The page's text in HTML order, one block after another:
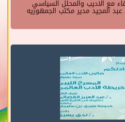
مع الاديب والمحلل السياسي
المجيد مدير مكتب الجمهوريه